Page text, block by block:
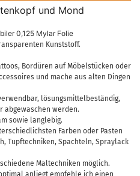
und Mond
0,125 Mylar Folie
Kunststoff.
Bordüren auf Möbelstücken oder
und mache aus alten Dingen
lösungsmittelbeständig,
abgewaschen werden.
sowie langlebig.
Farben oder Pasten
Tupftechniken, Spachteln, Spraylack
Maltechniken möglich.
anliegt empfehle ich einen